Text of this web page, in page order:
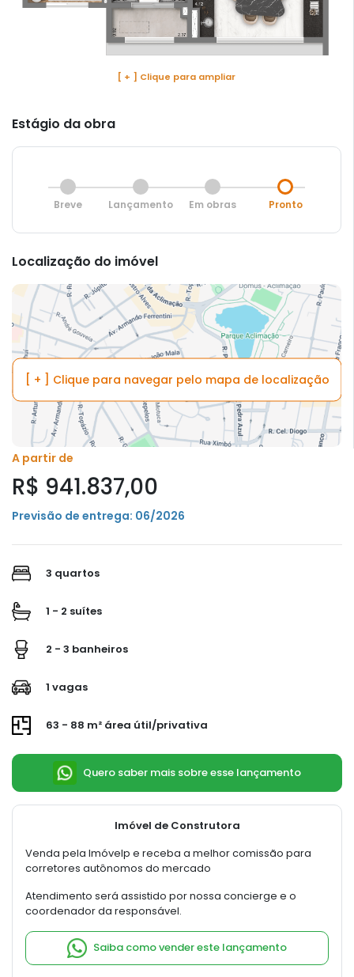
[ + ] Clique para ampliar
Estágio da obra
Breve Lançamento Em obras Pronto
Localização do imóvel
[ + ] Clique para navegar pelo mapa de localização
A partir de
R$ 941.837,00
Previsão de entrega: 06/2026
3 quartos
1 - 2 suítes
2 - 3 banheiros
1 vagas
63 - 88 m² área útil/privativa
Quero saber mais sobre esse lançamento
Imóvel de Construtora
Venda pela Imóvelp e receba a melhor comissão para
corretores autônomos do mercado
Atendimento será assistido por nossa concierge e o
coordenador da responsável.
Saiba como vender este lançamento